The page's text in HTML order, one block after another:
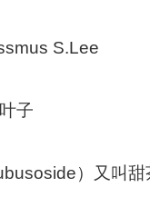
S.Lee
子
）又叫